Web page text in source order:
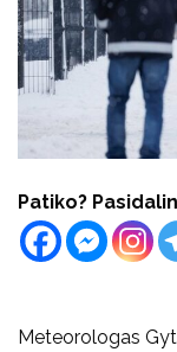
Patiko?
Meteorologas